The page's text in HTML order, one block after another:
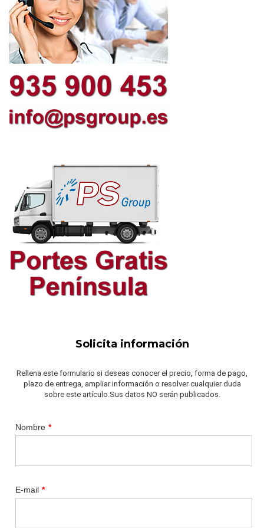
Solicita información
Rellena este formulario si deseas conocer el precio, forma de pago,
plazo de entrega, ampliar información o resolver cualquier duda
sobre este artículo.Sus datos NO serán publicados.
Nombre *
E-mail *